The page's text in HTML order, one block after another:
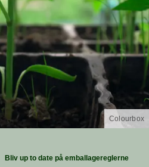
Colourbox
Bliv up to date på emballagereglerne